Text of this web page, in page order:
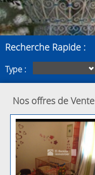
Recherche Rapide :
Type :
Nos offres de Vente